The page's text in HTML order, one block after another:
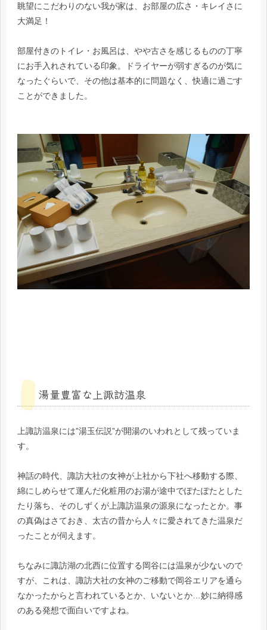
眺望にこだわりのない我が家は、お部屋の広さ・キレイさに
大満足！
部屋付きのトイレ・お風呂は、やや古さを感じるものの丁寧
にお手入れされている印象。ドライヤーが弱すぎるのが気に
なったぐらいで、その他は基本的に問題なく、快適に過ごす
ことができました。
湯量豊富な上諏訪温泉
上諏訪温泉には”湯玉伝説”が開湯のいわれとして残っていま
す。
神話の時代、諏訪大社の女神が上社から下社へ移動する際、
綿にしめらせて運んだ化粧用のお湯が途中でぽたぽたとした
たり落ち、そのしずくが上諏訪温泉の源泉になったとか。事
の真偽はさておき、太古の昔から人々に愛されてきた温泉だ
ったことが伺えます。
ちなみに諏訪湖の北西に位置する岡谷には温泉が少ないので
すが、これは、諏訪大社の女神のご移動で岡谷エリアを通ら
なかったからと言われているとか、いないとか…妙に納得感
のある発想で面白いですよね。